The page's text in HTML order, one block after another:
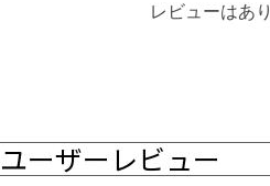
レビューはあ
ユーザーレビュー